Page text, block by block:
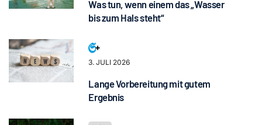
Was tun, wenn einem das „Wasser
bis zum Hals steht“
3. JULI 2026
Lange Vorbereitung mit gutem
Ergebnis